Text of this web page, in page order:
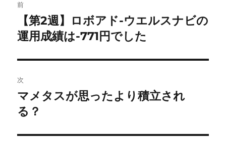
稿
ナ
ビ
ゲ
ー
シ
前
の
稿:
【第2週】ロボアド-ウエルスナビの
運用成績は-771円でした
次
次
の
稿:
マメタスが思ったより積立され
る？